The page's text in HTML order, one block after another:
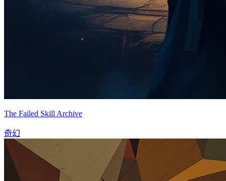
The Failed Skill Archive
奇幻